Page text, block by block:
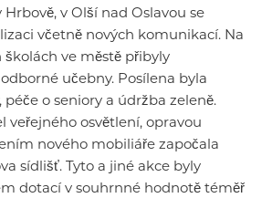
v Olší nad Oslavou se
včetně nových komunikací. Na
ve městě přibyly
učebny. Posílena byla
o seniory a údržba zeleně.
veřejného osvětlení, opravou
nového mobiliáře započala
sídlišť. Tyto a jiné akce byly
dotací v souhrnné hodnotě téměř